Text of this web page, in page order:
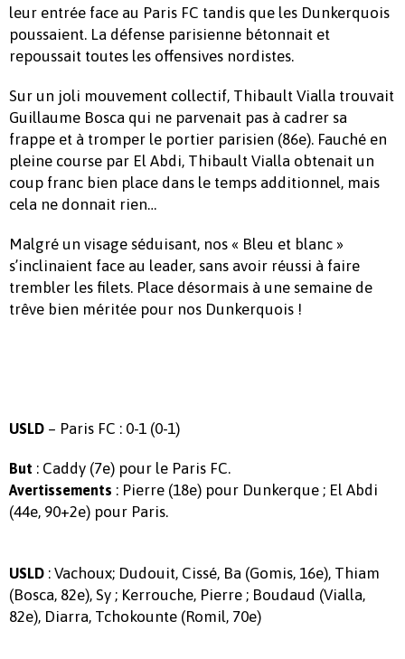
leur entrée face au Paris FC tandis que les Dunkerquois
poussaient. La défense parisienne bétonnait et
repoussait toutes les offensives nordistes.
Sur un joli mouvement collectif, Thibault Vialla trouvait
Guillaume Bosca qui ne parvenait pas à cadrer sa
frappe et à tromper le portier parisien (86e). Fauché en
pleine course par El Abdi, Thibault Vialla obtenait un
coup franc bien place dans le temps additionnel, mais
cela ne donnait rien…
Malgré un visage séduisant, nos « Bleu et blanc »
s’inclinaient face au leader, sans avoir réussi à faire
trembler les filets. Place désormais à une semaine de
trêve bien méritée pour nos Dunkerquois !
USLD – Paris FC : 0-1 (0-1)
But : Caddy (7e) pour le Paris FC.
Avertissements : Pierre (18e) pour Dunkerque ; El Abdi
(44e, 90+2e) pour Paris.
USLD : Vachoux; Dudouit, Cissé, Ba (Gomis, 16e), Thiam
(Bosca, 82e), Sy ; Kerrouche, Pierre ; Boudaud (Vialla,
82e), Diarra, Tchokounte (Romil, 70e)